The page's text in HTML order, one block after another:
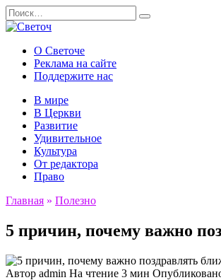
Перейти
к
Search
for:
О Светоче
Реклама на сайте
Поддержите нас
В мире
В Церкви
Развитие
Удивительное
Культура
От редактора
Право
Главная » Полезно
5 причин, почему важно
Автор admin На чтение 3 мин